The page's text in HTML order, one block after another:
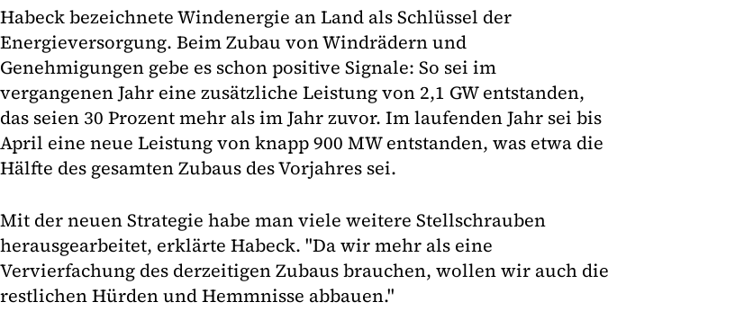
Habeck bezeichnete Windenergie an Land als Schlüssel der
Energieversorgung. Beim Zubau von Windrädern und
Genehmigungen gebe es schon positive Signale: So sei im
vergangenen Jahr eine zusätzliche Leistung von 2,1 GW entstanden,
das seien 30 Prozent mehr als im Jahr zuvor. Im laufenden Jahr sei bis
April eine neue Leistung von knapp 900 MW entstanden, was etwa die
Hälfte des gesamten Zubaus des Vorjahres sei.
Mit der neuen Strategie habe man viele weitere Stellschrauben
herausgearbeitet, erklärte Habeck. "Da wir mehr als eine
Vervierfachung des derzeitigen Zubaus brauchen, wollen wir auch die
restlichen Hürden und Hemmnisse abbauen."